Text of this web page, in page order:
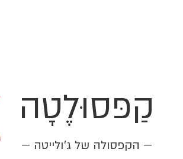
קַפּסוּלֶטָה
— הקפסולה של ג׳ולייטה —